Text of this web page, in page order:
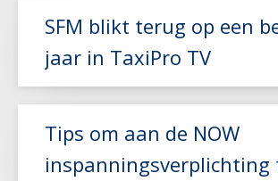
SFM blikt terug op een
jaar in TaxiPro TV
Tips om aan de NOW
inspanningsverplichting